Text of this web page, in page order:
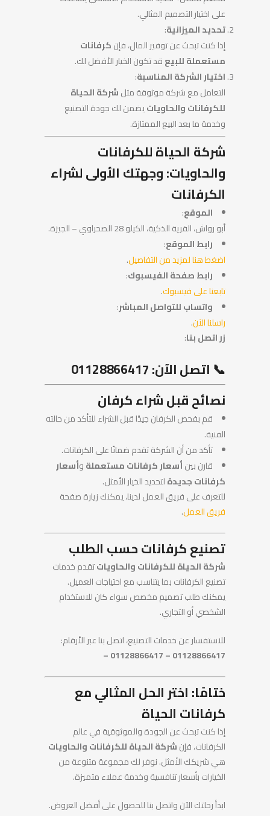
على اختيار التصميم المثالي.
تحديد الميزانية:
إذا كنت تبحث عن توفير المال، فإنكرفانات
مستعملة للبيعقد تكون الخيار الأفضل لك.
اختيار الشركة المناسبة:
التعامل مع شركة موثوقة مثلشركة الحياة
للكرفانات والحاوياتيضمن لك جودة التصنيع
وخدمة ما بعد البيع الممتازة.
شركة الحياة للكرفانات
والحاويات: وجهتك الأولى لشراء
الكرفانات
الموقع:
أبو رواش، القرية الذكية، الكيلو 28 الصحراوي – الجيزة.
رابط الموقع:
اضغط هنا لمزيد من التفاصيل.
رابط صفحة الفيسبوك:
تابعنا على فيسبوك.
واتساب للتواصل المباشر:
راسلنا الآن.
زر اتصل بنا:
📞 اتصل الآن: 01128866417
نصائح قبل شراء كرفان
قم بفحص الكرفان جيدًا قبل الشراء للتأكد من حالته
الفنية.
تأكد من أن الشركة تقدم ضمانًا على الكرفانات.
قارن بينأسعار كرفانات مستعملةوأسعار
كرفانات جديدةلتحديد الخيار الأمثل.
للتعرف على فريق العمل لدينا، يمكنك زيارة صفحة
فريق العمل.
تصنيع كرفانات حسب الطلب
شركة الحياة للكرفانات والحاوياتتقدم خدمات
تصنيع الكرفانات بما يتناسب مع احتياجات العميل.
يمكنك طلب تصميم مخصص سواء كان للاستخدام
الشخصي أو التجاري.
للاستفسار عن خدمات التصنيع، اتصل بنا عبر الأرقام:
01128866417 – 01128866417 –
ختامًا: اختر الحل المثالي مع
كرفانات الحياة
إذا كنت تبحث عن الجودة والموثوقية في عالم
الكرفانات، فإنشركة الحياة للكرفانات والحاويات
هي شريكك الأمثل. نوفر لك مجموعة متنوعة من
الخيارات بأسعار تنافسية وخدمة عملاء متميزة.
ابدأ رحلتك الآن واتصل بنا للحصول على أفضل العروض.